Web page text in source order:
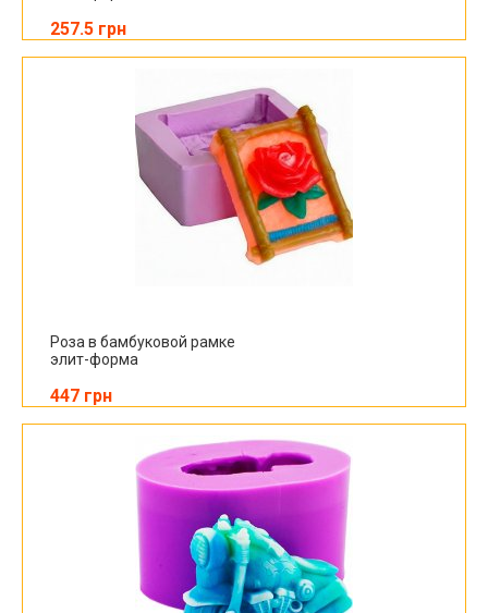
257.5 грн
Роза в бамбуковой рамке
элит-форма
447 грн